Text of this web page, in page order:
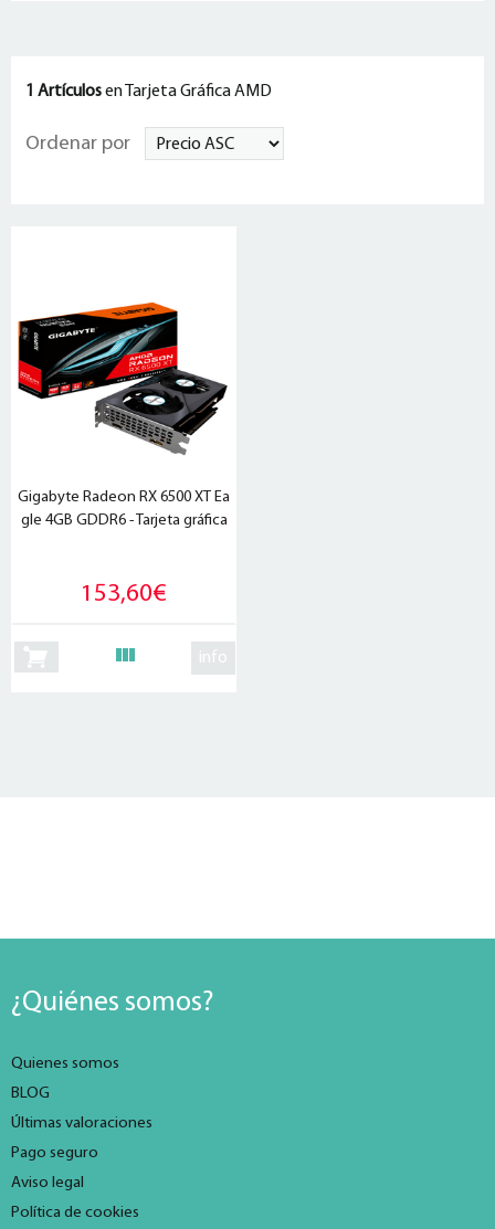
1 Artículosen Tarjeta Gráfica AMD
Ordenar por
Gigabyte Radeon RX 6500 XT Ea
gle 4GB GDDR6 - Tarjeta gráfica
153,60€
info
¿Quiénes somos?
Quienes somos
BLOG
Últimas valoraciones
Pago seguro
Aviso legal
Política de cookies